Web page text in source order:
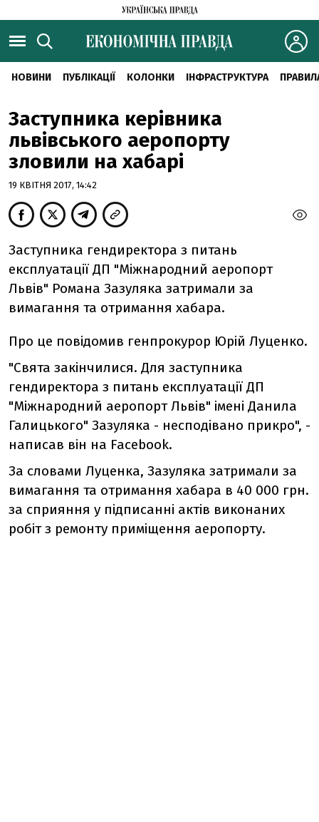
НОВИНИ ПУБЛІКАЦІЇ КОЛОНКИ ІНФРАСТРУКТУРА
Заступника керівника
львівського аеропорту
зловили на хабарі
19 КВІТНЯ 2017, 14:42
Заступника гендиректора з питань
експлуатації ДП "Міжнародний аеропорт
Львів" Романа Зазуляка затримали за
вимагання та отримання хабара.
Про це повідомив генпрокурор Юрій Луценко.
"Свята закінчилися. Для заступника
гендиректора з питань експлуатації ДП
"Міжнародний аеропорт Львів" імені Данила
Галицького" Зазуляка - несподівано прикро", -
написав він на Facebook.
За словами Луценка, Зазуляка затримали за
вимагання та отримання хабара в 40 000 грн.
за сприяння у підписанні актів виконаних
робіт з ремонту приміщення аеропорту.